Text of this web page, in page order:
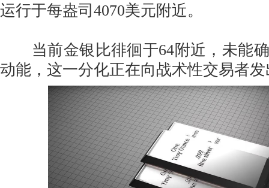
运行于每盎司4070美元附近。
当前金银比徘徊于64附近，未能确
动能，这一分化正在向战术性交易者